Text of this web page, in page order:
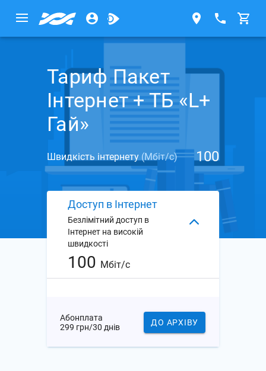
Тариф Пакет
Інтернет + ТБ «L+
Гай»
Швидкість інтернету (Мбіт/с) 100
Доступ в Інтернет
Безлімітний доступ в
Інтернет на високій
швидкості
100 Мбіт/с
Абонплата
299 грн/30 днів
ДО АРХІВУ